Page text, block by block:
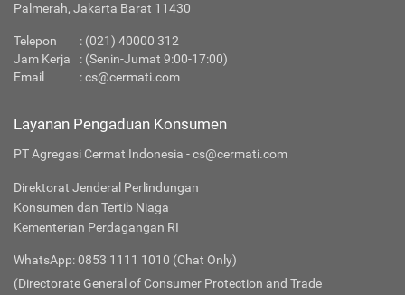
Palmerah, Jakarta Barat 11430
Telepon : (021) 40000 312
Jam Kerja
: (Senin-Jumat 9:00-17:00)
Email
:cs@cermati.com
Layanan Pengaduan Konsumen
PT Agregasi Cermat Indonesia - cs@cermati.com
Direktorat Jenderal Perlindungan
Konsumen dan Tertib Niaga
Kementerian Perdagangan RI
WhatsApp: 0853 1111 1010 (Chat Only)
(Directorate General of Consumer Protection and Trade